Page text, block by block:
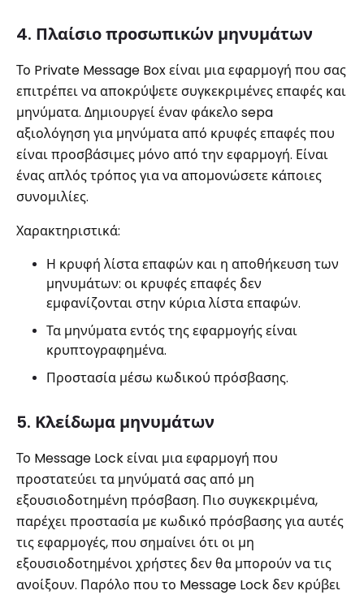
4. Πλαίσιο προσωπικών μηνυμάτων
Το Private Message Box είναι μια εφαρμογή που σας
επιτρέπει να αποκρύψετε συγκεκριμένες επαφές και
μηνύματα. Δημιουργεί έναν φάκελο sepa
αξιολόγηση για μηνύματα από κρυφές επαφές που
είναι προσβάσιμες μόνο από την εφαρμογή. Είναι
ένας απλός τρόπος για να απομονώσετε κάποιες
συνομιλίες.
Χαρακτηριστικά:
Η κρυφή λίστα επαφών και η αποθήκευση των
μηνυμάτων: οι κρυφές επαφές δεν
εμφανίζονται στην κύρια λίστα επαφών.
Τα μηνύματα εντός της εφαρμογής είναι
κρυπτογραφημένα.
Προστασία μέσω κωδικού πρόσβασης.
5. Κλείδωμα μηνυμάτων
Το Message Lock είναι μια εφαρμογή που
προστατεύει τα μηνύματά σας από μη
εξουσιοδοτημένη πρόσβαση. Πιο συγκεκριμένα,
παρέχει προστασία με κωδικό πρόσβασης για αυτές
τις εφαρμογές, που σημαίνει ότι οι μη
εξουσιοδοτημένοι χρήστες δεν θα μπορούν να τις
ανοίξουν. Παρόλο που το Message Lock δεν κρύβει